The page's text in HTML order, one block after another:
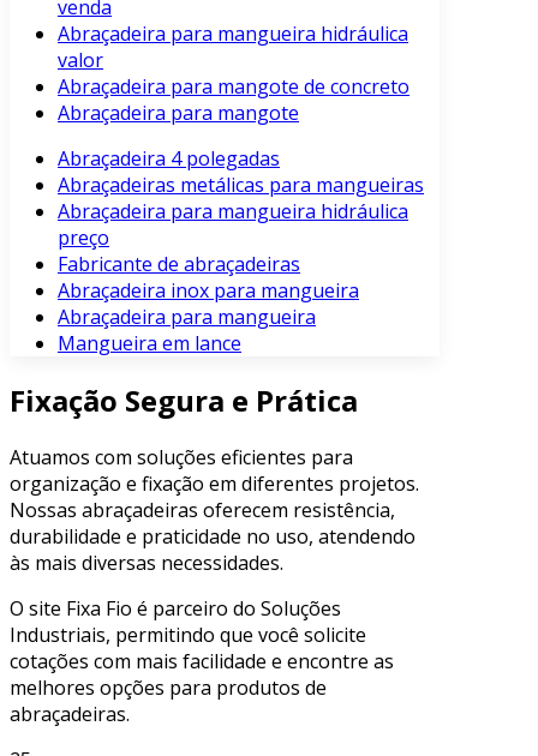
venda
Abraçadeira para mangueira hidráulica
valor
Abraçadeira para mangote de concreto
Abraçadeira para mangote
Abraçadeira 4 polegadas
Abraçadeiras metálicas para mangueiras
Abraçadeira para mangueira hidráulica
preço
Fabricante de abraçadeiras
Abraçadeira inox para mangueira
Abraçadeira para mangueira
Mangueira em lance
Fixação Segura e Prática
Atuamos com soluções eficientes para
organização e fixação em diferentes projetos.
Nossas abraçadeiras oferecem resistência,
durabilidade e praticidade no uso, atendendo
às mais diversas necessidades.
O site Fixa Fio é parceiro do Soluções
Industriais, permitindo que você solicite
cotações com mais facilidade e encontre as
melhores opções para produtos de
abraçadeiras.